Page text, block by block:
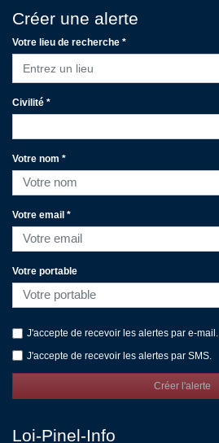
Créer une alerte
Votre lieu de recherche *
Entrez un lieu
Civilité *
Votre nom *
Votre email *
Votre portable
J'accepte de recevoir les alertes par e-mail.
J'accepte de recevoir les alertes par SMS.
Créer l'alerte
Loi-Pinel-Info